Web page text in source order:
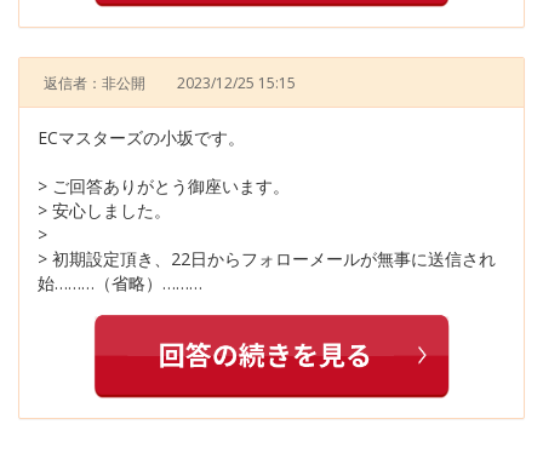
返信者：非公開 2023/12/25 15:15
ECマスターズの小坂です。
> ご回答ありがとう御座います。
> 安心しました。
>
> 初期設定頂き、22日からフォローメールが無事に送信され
始………（省略）………